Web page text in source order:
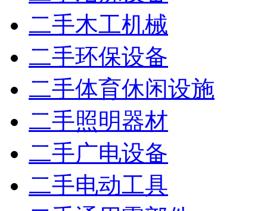
二手木工机械
二手环保设备
二手体育休闲设施
二手照明器材
二手广电设备
二手电动工具